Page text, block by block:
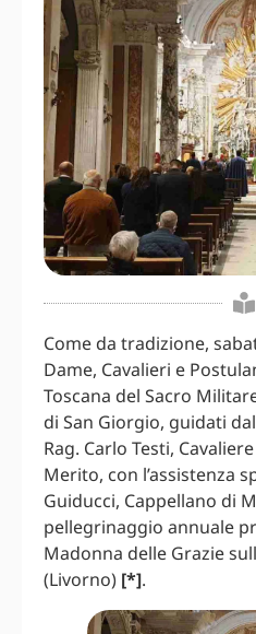
Come da tradizione,
Dame, Cavalieri e
Toscana del Sacro
di San Giorgio, guidati
Rag. Carlo Testi,
Merito, con l’assistenza
Guiducci, Cappellano di
pellegrinaggio annuale
Madonna delle Grazie
(Livorno) [*].